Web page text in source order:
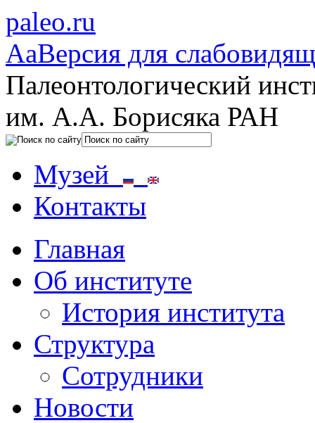
paleo.ru
AaВерсия для
Палеонтологический
им. А.А. Борисяка РАН
Музей
Контакты
Главная
Об институте
История института
Структура
Сотрудники
Новости